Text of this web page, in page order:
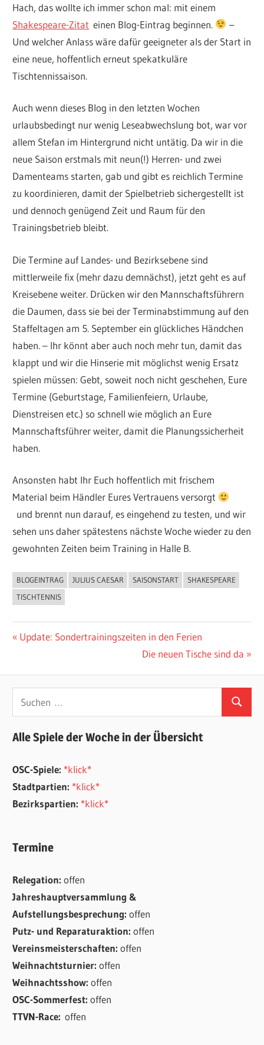
Hach, das wollte ich immer schon mal: mit einem
Shakespeare-Zitat einen Blog-Eintrag beginnen.
–
Und welcher Anlass wäre dafür geeigneter als der Start in
eine neue, hoffentlich erneut spekatkuläre
Tischtennissaison.
Auch wenn dieses Blog in den letzten Wochen
urlaubsbedingt nur wenig Leseabwechslung bot, war vor
allem Stefan im Hintergrund nicht untätig. Da wir in die
neue Saison erstmals mit neun(!) Herren- und zwei
Damenteams starten, gab und gibt es reichlich Termine
zu koordinieren, damit der Spielbetrieb sichergestellt ist
und dennoch genügend Zeit und Raum für den
Trainingsbetrieb bleibt.
Die Termine auf Landes- und Bezirksebene sind
mittlerweile fix (mehr dazu demnächst), jetzt geht es auf
Kreisebene weiter. Drücken wir den Mannschaftsführern
die Daumen, dass sie bei der Terminabstimmung auf den
Staffeltagen am 5. September ein glückliches Händchen
haben. – Ihr könnt aber auch noch mehr tun, damit das
klappt und wir die Hinserie mit möglichst wenig Ersatz
spielen müssen: Gebt, soweit noch nicht geschehen, Eure
Termine (Geburtstage, Familienfeiern, Urlaube,
Dienstreisen etc.) so schnell wie möglich an Eure
Mannschaftsführer weiter, damit die Planungssicherheit
haben.
Ansonsten habt Ihr Euch hoffentlich mit frischem
Material beim Händler Eures Vertrauens versorgt
und brennt nun darauf, es eingehend zu testen, und wir
sehen uns daher spätestens nächste Woche wieder zu den
gewohnten Zeiten beim Training in Halle B.
ALLGEMEIN
BLOGEINTRAG JULIUS CAESAR SAISONSTART
SHAKESPEARE
TISCHTENNIS
Beitragsnavigation
Vorheriger
Update: Sondertrainingszeiten in den Ferien
Nächster
Die neuen Tische sind da
Suchen
Alle Spiele der Woche in der Übersicht
OSC-Spiele: *klick*
Stadtpartien: *klick*
Bezirkspartien: *klick*
Termine
Relegation:offen
Jahreshauptversammlung &
Aufstellungsbesprechung:offen
Putz- und Reparaturaktion:offen
Vereinsmeisterschaften:offen
Weihnachtsturnier:offen
Weihnachtsshow:offen
OSC-Sommerfest:offen
TTVN-Race:offen